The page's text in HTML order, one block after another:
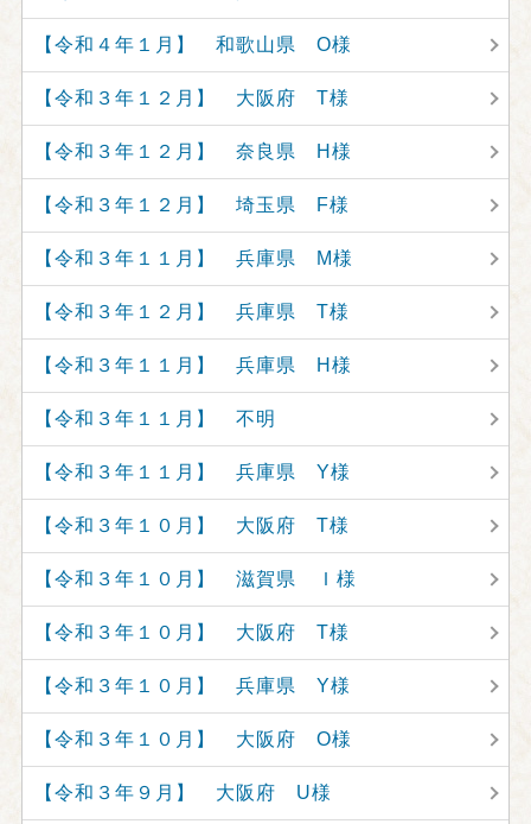
【令和４年１月】 和歌山県 O様
【令和３年１２月】 大阪府 T様
【令和３年１２月】 奈良県 H様
【令和３年１２月】 埼玉県 F様
【令和３年１１月】 兵庫県 M様
【令和３年１２月】 兵庫県 T様
【令和３年１１月】 兵庫県 H様
【令和３年１１月】 不明
【令和３年１１月】 兵庫県 Y様
【令和３年１０月】 大阪府 T様
【令和３年１０月】 滋賀県 Ｉ様
【令和３年１０月】 大阪府 T様
【令和３年１０月】 兵庫県 Y様
【令和３年１０月】 大阪府 O様
【令和３年９月】 大阪府 U様